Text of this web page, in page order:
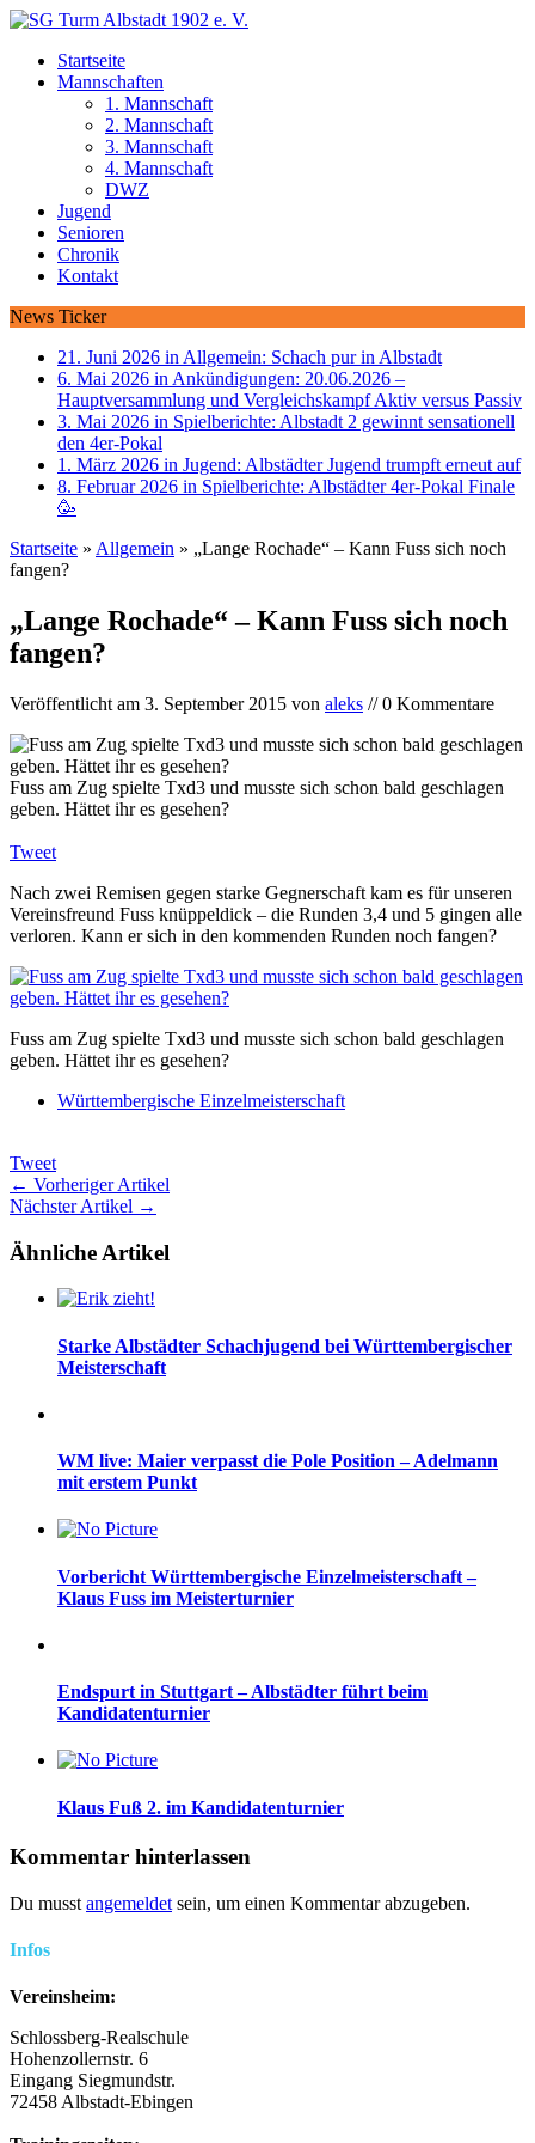
Startseite
Mannschaften
1. Mannschaft
2. Mannschaft
3. Mannschaft
4. Mannschaft
DWZ
Jugend
Senioren
Chronik
Kontakt
News Ticker
21. Juni 2026 in Allgemein: Schach pur in Albstadt
6. Mai 2026 in Ankündigungen: 20.06.2026 –
Hauptversammlung und Vergleichskampf Aktiv versus Passiv
3. Mai 2026 in Spielberichte: Albstadt 2 gewinnt sensationell
den 4er-Pokal
1. März 2026 in Jugend: Albstädter Jugend trumpft erneut auf
8. Februar 2026 in Spielberichte: Albstädter 4er-Pokal Finale
🥳
Startseite » Allgemein » „Lange Rochade“ – Kann Fuss sich noch
fangen?
„Lange Rochade“ – Kann Fuss sich noch
fangen?
Veröffentlicht am 3. September 2015 von aleks // 0 Kommentare
Fuss am Zug spielte Txd3 und musste sich schon bald geschlagen
geben. Hättet ihr es gesehen?
Tweet
Nach zwei Remisen gegen starke Gegnerschaft kam es für unseren
Vereinsfreund Fuss knüppeldick – die Runden 3,4 und 5 gingen alle
verloren. Kann er sich in den kommenden Runden noch fangen?
Fuss am Zug spielte Txd3 und musste sich schon bald geschlagen
geben. Hättet ihr es gesehen?
Württembergische Einzelmeisterschaft
Tweet
← Vorheriger Artikel
Nächster Artikel →
Ähnliche Artikel
Starke Albstädter Schachjugend bei Württembergischer
Meisterschaft
WM live: Maier verpasst die Pole Position – Adelmann
mit erstem Punkt
Vorbericht Württembergische Einzelmeisterschaft –
Klaus Fuss im Meisterturnier
Endspurt in Stuttgart – Albstädter führt beim
Kandidatenturnier
Klaus Fuß 2. im Kandidatenturnier
Kommentar hinterlassen
Du musst angemeldet sein, um einen Kommentar abzugeben.
Infos
Vereinsheim:
Schlossberg-Realschule
Hohenzollernstr. 6
Eingang Siegmundstr.
72458 Albstadt-Ebingen